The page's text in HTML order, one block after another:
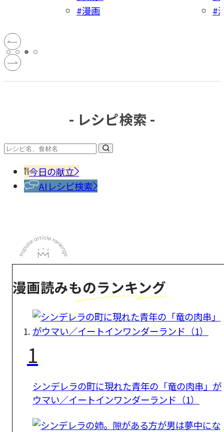
#漫画
#
- レシピ検索 -
今日の献立
AIレシピ検索
漫画読みものランキング
1
シンデレラの町に現れた青年の「竜の肉串」が
ウマい／イートインワンダーランド（1）